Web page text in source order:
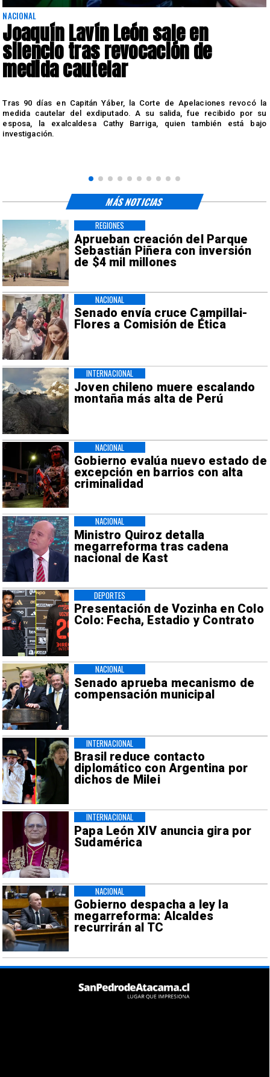
NACIONAL
Joaquín Lavín León sale en
silencio tras revocación de
medida cautelar
Tras 90 días en Capitán Yáber, la Corte de Apelaciones revocó la
medida cautelar del exdiputado. A su salida, fue recibido por su
esposa, la exalcaldesa Cathy Barriga, quien también está bajo
investigación.
Aprueban creación del Parque
Sebastián Piñera con inversión
de $4 mil millones
REGIONES
Senado envía cruce Campillai-
Flores a Comisión de Ética
NACIONAL
Joven chileno muere escalando
montaña más alta de Perú
INTERNACIONAL
Gobierno evalúa nuevo estado de
excepción en barrios con alta
criminalidad
NACIONAL
Ministro Quiroz detalla
megarreforma tras cadena
nacional de Kast
NACIONAL
Presentación de Vozinha en Colo
Colo: Fecha, Estadio y Contrato
DEPORTES
Senado aprueba mecanismo de
compensación municipal
NACIONAL
Brasil reduce contacto
diplomático con Argentina por
dichos de Milei
INTERNACIONAL
Papa León XIV anuncia gira por
Sudamérica
INTERNACIONAL
Gobierno despacha a ley la
megarreforma: Alcaldes
recurrirán al TC
NACIONAL
MÁS NOTICIAS